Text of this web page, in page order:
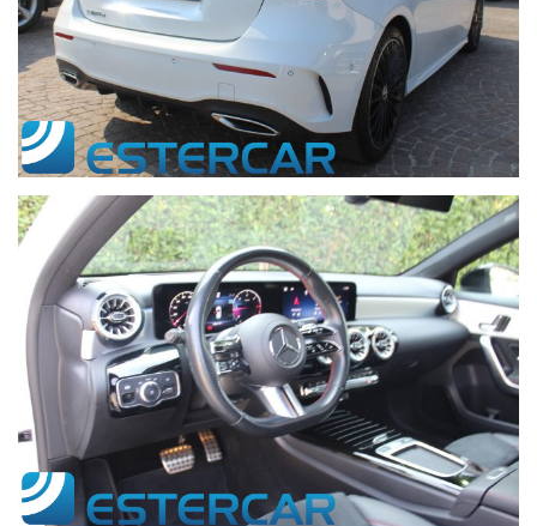
colore, mese ed anno di immatricolazione, chilometri, accessori
principali, cambio e stato della vettura.
Ulteriori informazioni su www.estercar.it